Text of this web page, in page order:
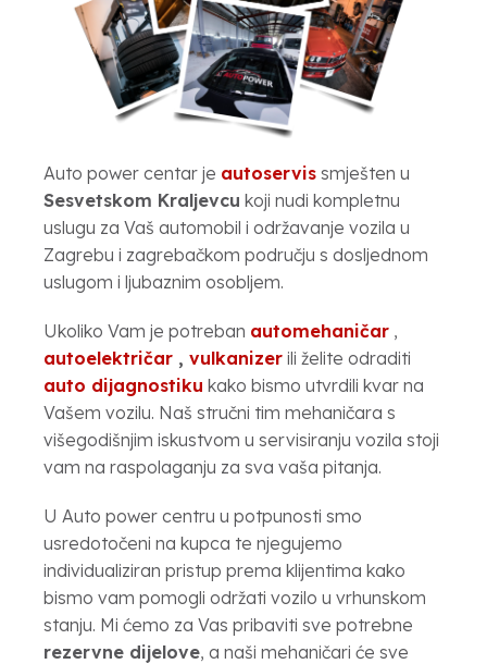
Auto power centar je autoservis smješten u
Sesvetskom Kraljevcu koji nudi kompletnu
uslugu za Vaš automobil i održavanje vozila u
Zagrebu i zagrebačkom području s dosljednom
uslugom i ljubaznim osobljem.
Ukoliko Vam je potreban automehaničar ,
autoelektričar , vulkanizer ili želite odraditi
auto dijagnostiku kako bismo utvrdili kvar na
Vašem vozilu. Naš stručni tim mehaničara s
višegodišnjim iskustvom u servisiranju vozila stoji
vam na raspolaganju za sva vaša pitanja.
U Auto power centru u potpunosti smo
usredotočeni na kupca te njegujemo
individualiziran pristup prema klijentima kako
bismo vam pomogli održati vozilo u vrhunskom
stanju. Mi ćemo za Vas pribaviti sve potrebne
rezervne dijelove, a naši mehaničari će sve